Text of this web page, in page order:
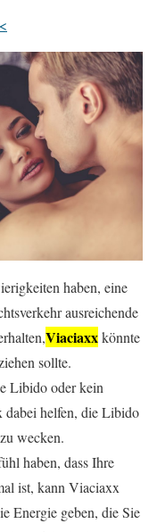
haben, eine
ausreichende
Viaciaxxkönnte
sollte.
Libido oder kein
dabei helfen, die Libido
wecken.
haben, dass Ihre
ist, kann Viaciaxx
Energie geben, die Sie